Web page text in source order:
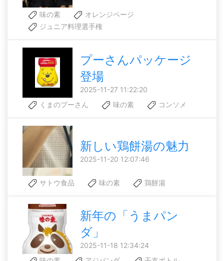
味の素
オレンジページ
ジュニア料理選手権
プーさんパッケージ
登場
2025-11-27 11:22:20
くまのプーさん
味の素 コンソメ
新しい鶏餅湯の魅力
2025-11-20 12:07:46
サトウ食品 味の素 鶏餅湯
新年の「うまパン
ダ」
2025-11-18 12:34:24